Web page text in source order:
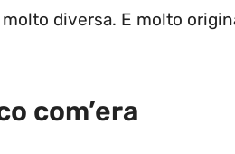
molto diversa. E molto
com’era